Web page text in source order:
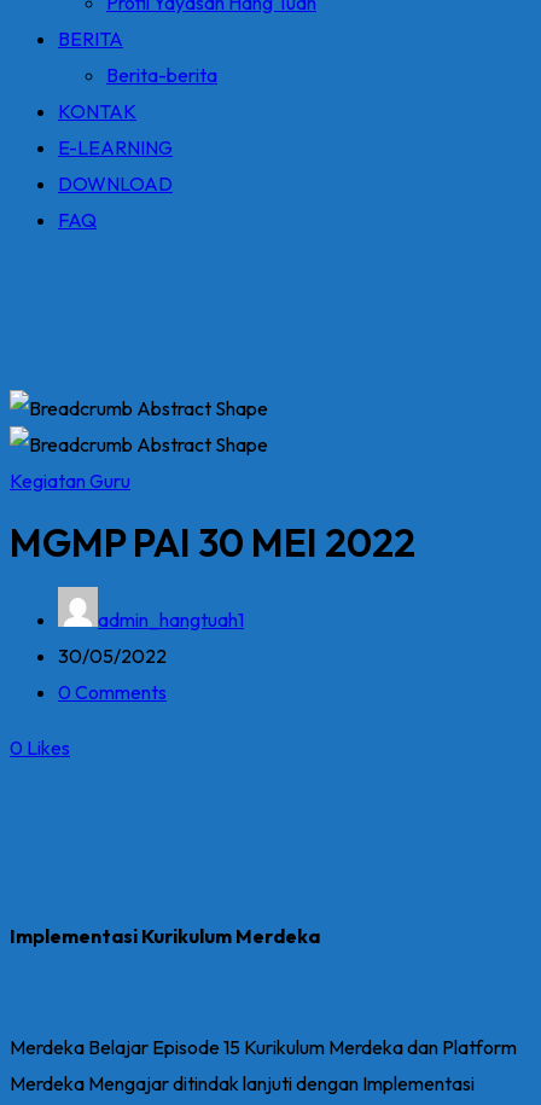
BERITA
Berita-berita
KONTAK
E-LEARNING
DOWNLOAD
FAQ
Kegiatan Guru
MGMP PAI 30 MEI 2022
admin_hangtuah1
30/05/2022
0 Comments
0 Likes
Implementasi Kurikulum Merdeka
Merdeka Belajar Episode 15 Kurikulum Merdeka dan Platform
Merdeka Mengajar ditindak lanjuti dengan Implementasi